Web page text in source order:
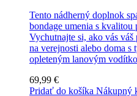
Tento nádherný doplnok
bondage umenia s
Vychutnajte si, ako vás
na verejnosti alebo doma
opleteným lanovým
69,99 €
Pridať do košíka Nákupný